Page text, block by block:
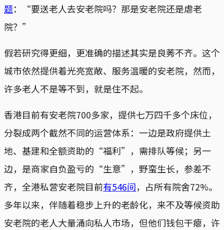
题：“要送老人去安老院吗？那是安老院还是虐老
院？”
假若研究得更细，更准确的描述其实是良莠不齐。这个
城市依然提供着光亮宽敞、服务温暖的安老院，然而，
许多老人不是等不到，就是住不起。
香港目前有安老院700多家，提供七万四千多个床位，
分裂成两个截然不同的运营体系：一边是政府提供土
地、基建和全额资助的“福利”，需排队等候；另一
边，是商家自负盈亏的“生意”，野蛮生长，参差不
齐，全港私营安老院目前有546间，占所有院舍72%。
多年以来，伴随着稳步上升的老龄化，来不及等候资助
安老院的老人大量涌向私人市场，但他们钱包干瘪，许